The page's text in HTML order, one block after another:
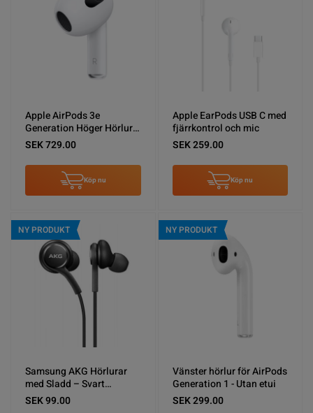
Apple AirPods 3e
Generation Höger Hörlur
Ersättning
SEK 729.00
Köp nu
Apple EarPods USB C med
fjärrkontrol och mic
SEK 259.00
Köp nu
NY PRODUKT
Samsung AKG Hörlurar
med Sladd – Svart
(Bulkförpackning)
SEK 99.00
NY PRODUKT
Vänster hörlur för AirPods
Generation 1 - Utan etui
SEK 299.00